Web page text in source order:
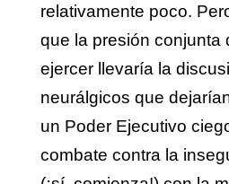
relativamente poco.
que la presión conjunta
ejercer llevaría la
neurálgicos que
un Poder Ejecutivo
combate contra la